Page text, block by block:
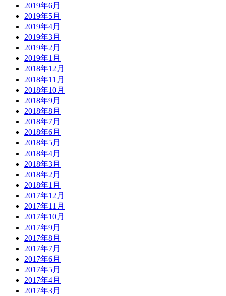
2019年6月
2019年5月
2019年4月
2019年3月
2019年2月
2019年1月
2018年12月
2018年11月
2018年10月
2018年9月
2018年8月
2018年7月
2018年6月
2018年5月
2018年4月
2018年3月
2018年2月
2018年1月
2017年12月
2017年11月
2017年10月
2017年9月
2017年8月
2017年7月
2017年6月
2017年5月
2017年4月
2017年3月